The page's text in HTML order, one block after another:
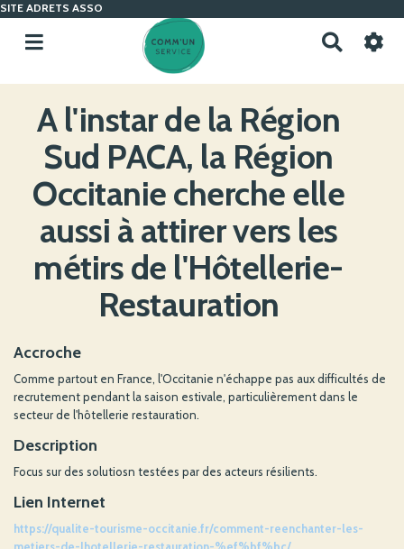
SITE ADRETS ASSO
c
e
A l'instar de la Région
Sud PACA, la Région
Occitanie cherche elle
aussi à attirer vers les
métirs de l'Hôtellerie-
Restauration
Accroche
Comme partout en France, l'Occitanie n'échappe pas aux difficultés de
recrutement pendant la saison estivale, particulièrement dans le
secteur de l'hôtellerie restauration.
Description
Focus sur des solutiosn testées par des acteurs résilients.
Lien Internet
https://qualite-tourisme-occitanie.fr/comment-reenchanter-les-
metiers-de-lhotellerie-restauration-%ef%bf%bc/